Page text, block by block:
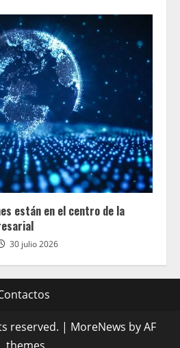
están en el centro de la
30 julio 2026
reserved. | MoreNews by AF
themes.